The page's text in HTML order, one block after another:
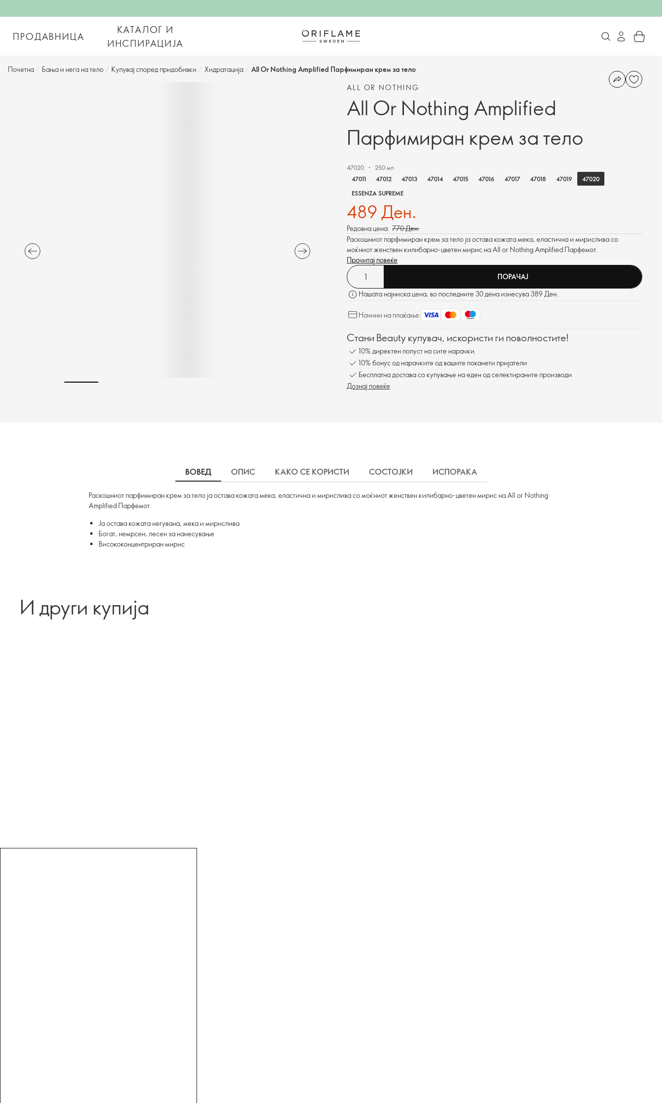
ПРОДАВНИЦА
КАТАЛОГ И
ИНСПИРАЦИЈА
Почетна / Бања и нега на тело / Купувај според придобивки / Хидратација / All Or Nothing Amplified Парфимиран крем за тело
ALL OR NOTHING
All Or Nothing Amplified
Парфимиран крем за тело
47020
250 мл
47011
47012 47013 47014 47015 47016 47017 47018 47019
47020
ESSENZA SUPREME
489 Ден.
Редовна цена: 770 Ден.
Раскошниот парфимиран крем за тело ја остава кожата мека, еластична и мирислива со
моќниот женствен килибарно-цветен мирис на All or Nothing Amplified Парфемот.
Прочитај повеќе
ПОРАЧАЈ
Нашата најниска цена, во последните 30 дена изнесува 389 Ден.
Начини на плаќање:
Стани Beauty купувач, искористи ги поволностите!
10% директен попуст на сите нарачки.
10% бонус од нарачките од вашите поканети пријатели
Бесплатна достава со купување на еден од селектираните производи
Дознај повеќе
ВОВЕД ОПИС КАКО СЕ КОРИСТИ СОСТОЈКИ ИСПОРАКА
Раскошниот парфимиран крем за тело ја остава кожата мека, еластична и мирислива со моќниот женствен килибарно-цветен мирис на All or Nothing
Amplified Парфемот.
Ја остава кожата негувана, мека и мирислива
Богат, немрсен, лесен за нанесување
Висококонцентриран мирис
И други купија